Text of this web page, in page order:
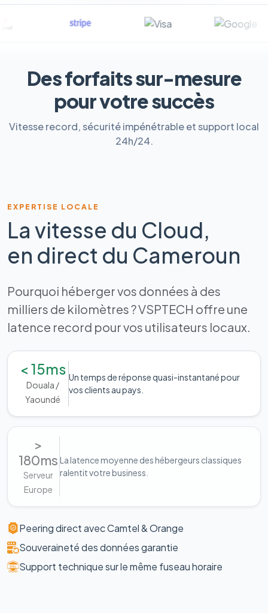
Des forfaits sur-mesure
pour votre succès
Vitesse record, sécurité impénétrable et support local
24h/24.
EXPERTISE LOCALE
La vitesse du Cloud,
en direct du Cameroun
Pourquoi héberger vos données à des
milliers de kilomètres ? VSPTECH offre une
latence record pour vos utilisateurs locaux.
< 15ms
Douala /
Yaoundé
Un temps de réponse quasi-instantané pour
vos clients au pays.
>
180ms
Serveur
Europe
La latence moyenne des hébergeurs classiques
ralentit votre business.
Peering direct avec Camtel & Orange
Souveraineté des données garantie
Support technique sur le même fuseau horaire